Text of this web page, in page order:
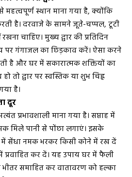
महत्वपूर्ण स्थान माना गया है, क्योंकि
है। दरवाजे के सामने जूते-चप्पल, टूटी
चाहिए। मुख्य द्वार की प्रतिदिन
गंगाजल का छिड़काव करें। ऐसा करने
है और घर में सकारात्मक शक्तियों का
तो द्वार पर स्वस्तिक या शुभ चिह्न
है।
दूर
प्रभावशाली माना गया है। सप्ताह में
मिले पानी से पोंछा लगाएं। इसके
में सेंधा नमक भरकर किसी कोने में रख दें
कर दें। यह उपाय घर में फैली
समाहित कर वातावरण को हल्का